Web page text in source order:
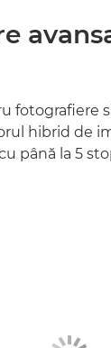
fotografiere
hibrid de
până la 5